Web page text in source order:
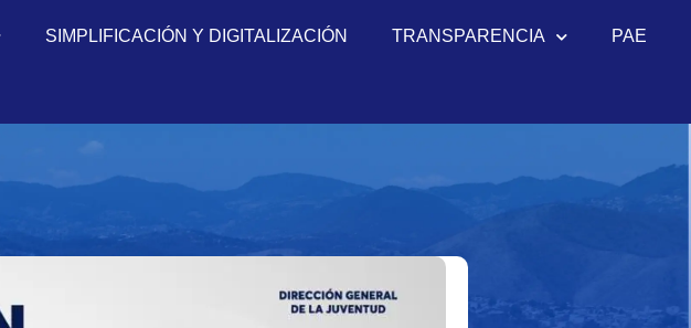
SIMPLIFICACIÓN Y DIGITALIZACIÓN TRANSPARENCIA PAE